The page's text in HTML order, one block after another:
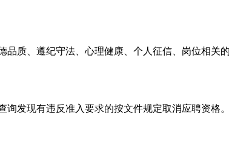
质、遵纪守法、心理健康、个人征信、岗位相关
发现有违反准入要求的按文件规定取消应聘资格。